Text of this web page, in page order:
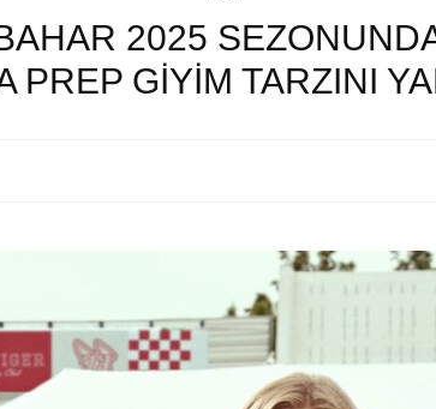
2025
PREP GİYİM TARZINI